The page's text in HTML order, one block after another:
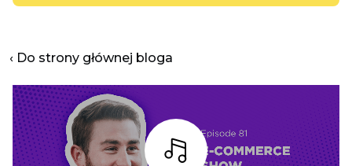
‹ Do strony głównej bloga